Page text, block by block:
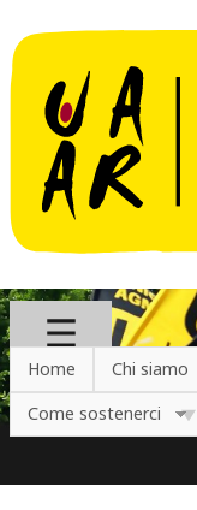
Home Chi siamo
Come sostenerci